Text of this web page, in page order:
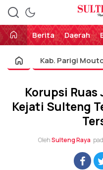
Perekat
Berita
Daerah
Kab. Parigi
Korupsi Ruas
Kejati Sulteng
OlehSulteng Raya